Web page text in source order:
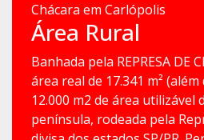
Chácara em Carlópolis
Área Rural
Banhada pela REPRESA DE
área real de 17.341 m²
12.000 m2 de área utilizável
península, rodeada pela